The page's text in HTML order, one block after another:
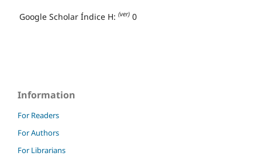
Google Scholar Índice H: (ver) 0
Information
For Readers
For Authors
For Librarians